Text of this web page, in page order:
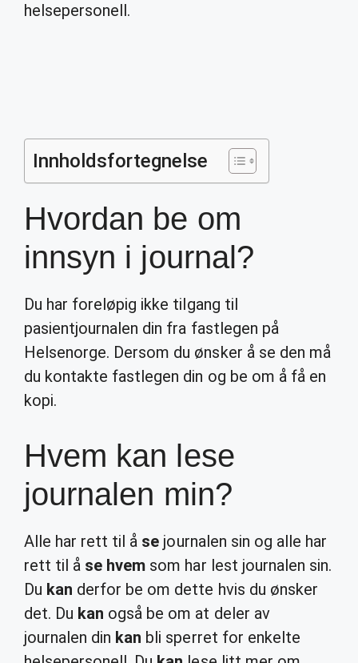
helsepersonell.
Innholdsfortegnelse
Hvordan be om
innsyn i journal?
Du har foreløpig ikke tilgang til
pasientjournalen din fra fastlegen på
Helsenorge. Dersom du ønsker å se den må
du kontakte fastlegen din og be om å få en
kopi.
Hvem kan lese
journalen min?
Alle har rett til å se journalen sin og alle har
rett til å se hvem som har lest journalen sin.
Du kan derfor be om dette hvis du ønsker
det. Du kan også be om at deler av
journalen din kan bli sperret for enkelte